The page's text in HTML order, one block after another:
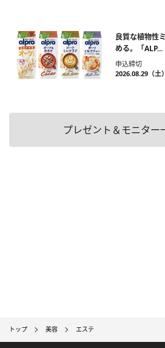
良質な植物性
める。「ALP...
申込締切
2026.08.29（土
プレゼント＆モニター
トップ 美容 エステ